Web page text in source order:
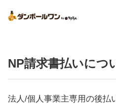
NP請求書払いにつ
法人/個人事業主専用の後払